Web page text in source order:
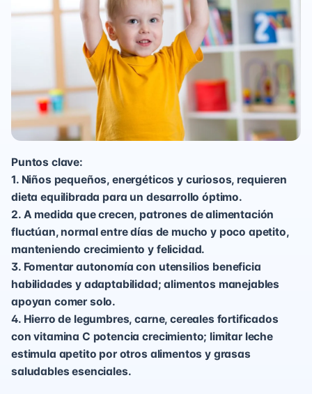
Puntos clave:
1. Niños pequeños, energéticos y curiosos, requieren
dieta equilibrada para un desarrollo óptimo.
2. A medida que crecen, patrones de alimentación
fluctúan, normal entre días de mucho y poco apetito,
manteniendo crecimiento y felicidad.
3. Fomentar autonomía con utensilios beneficia
habilidades y adaptabilidad; alimentos manejables
apoyan comer solo.
4. Hierro de legumbres, carne, cereales fortificados
con vitamina C potencia crecimiento; limitar leche
estimula apetito por otros alimentos y grasas
saludables esenciales.